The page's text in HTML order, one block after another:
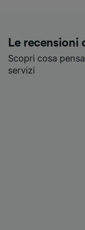
Le
Scopri cosa
servizi